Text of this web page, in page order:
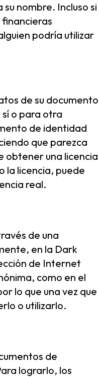
nombre. Incluso si
podría utilizar
de su documento
o para otra
de identidad
que parezca
obtener una licencia
la licencia, puede
real.
de una
en la Dark
de Internet
como en el
lo que una vez que
o utilizarlo.
de
lograrlo, los